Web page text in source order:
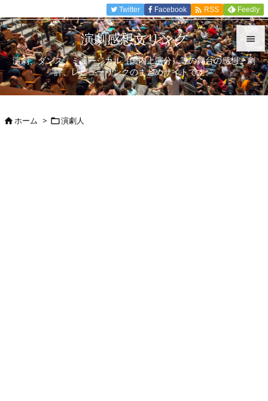


メニュ

Twitter Facebook  RSS Feedly
演劇感想文リンク
演劇、ダンス、ミュージカル（国内上演分）等の舞台の感想、劇
評、レビューリンクのまとめサイトです。
ホーム > 演劇人